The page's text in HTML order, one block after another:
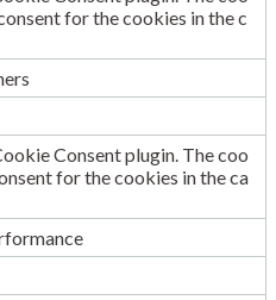
for the cookies in the c
Consent plugin. The coo
for the cookies in the ca